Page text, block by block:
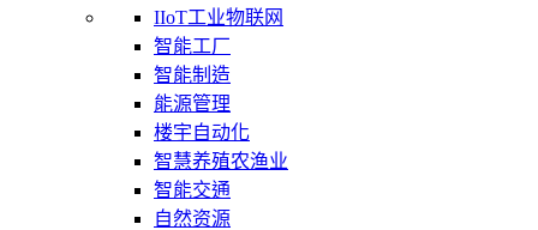
IIoT工业物联网
智能工厂
智能制造
能源管理
楼宇自动化
智慧养殖农渔业
智能交通
自然资源